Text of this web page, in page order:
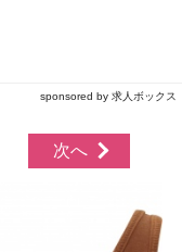
sponsored by 求人ボックス
次へ